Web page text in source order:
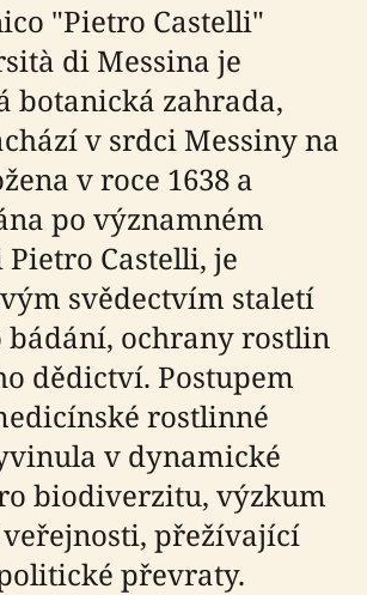
"Pietro Castelli"
di Messina je
botanická zahrada,
v srdci Messiny na
v roce 1638 a
po významném
Castelli, je
svědectvím staletí
bádání, ochrany rostlin
dědictví. Postupem
rostlinné
v dynamické
biodiverzitu, výzkum
přežívající
převraty.